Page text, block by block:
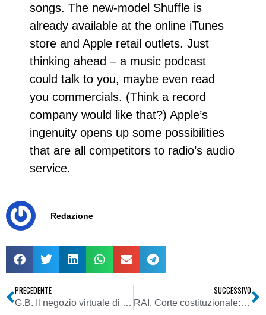
songs. The new-model Shuffle is
already available at the online iTunes
store and Apple retail outlets. Just
thinking ahead – a music podcast
could talk to you, maybe even read
you commercials. (Think a record
company would like that?) Apple’s
ingenuity opens up some possibilities
that are all competitors to radio’s audio
service.
Redazione
PRECEDENTE
G.B. Il negozio virtuale di Vodafone vendera’ musica senza restrizioni da copyright
SUCCESSIVO
RAI. Corte costituzionale: revocando Petroni governo Prodi violò legge. Cappon: gelata pubblicitaria si aggrava. Tagli per altri 60-70 mln